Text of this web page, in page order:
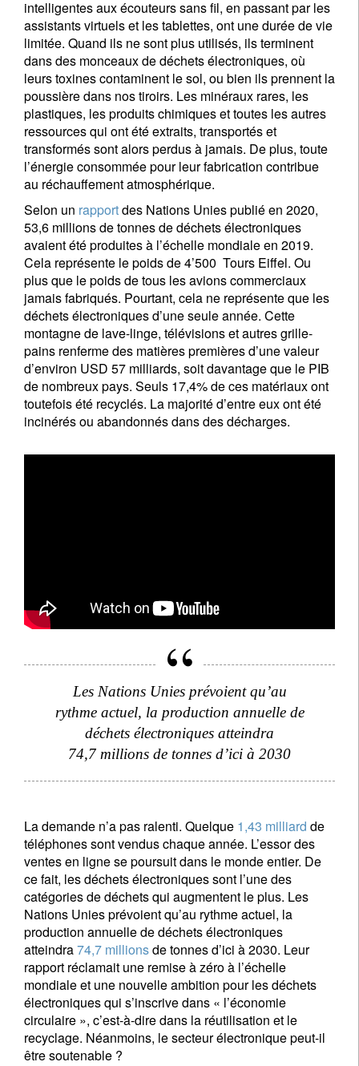
intelligentes aux écouteurs sans fil, en passant par les
assistants virtuels et les tablettes, ont une durée de vie
limitée. Quand ils ne sont plus utilisés, ils terminent
dans des monceaux de déchets électroniques, où
leurs toxines contaminent le sol, ou bien ils prennent la
poussière dans nos tiroirs. Les minéraux rares, les
plastiques, les produits chimiques et toutes les autres
ressources qui ont été extraits, transportés et
transformés sont alors perdus à jamais. De plus, toute
l’énergie consommée pour leur fabrication contribue
au réchauffement atmosphérique.
Selon un rapportdes Nations Unies publié en 2020,
53,6 millions de tonnes de déchets électroniques
avaient été produites à l’échelle mondiale en 2019.
Cela représente le poids de 4’500 Tours Eiffel. Ou
plus que le poids de tous les avions commerciaux
jamais fabriqués. Pourtant, cela ne représente que les
déchets électroniques d’une seule année. Cette
montagne de lave-linge, télévisions et autres grille-
pains renferme des matières premières d’une valeur
d’environ USD 57 milliards, soit davantage que le PIB
de nombreux pays. Seuls 17,4% de ces matériaux ont
toutefois été recyclés. La majorité d’entre eux ont été
incinérés ou abandonnés dans des décharges.
Les Nations Unies prévoient qu’au
rythme actuel, la production annuelle de
déchets électroniques atteindra
74,7 millions de tonnes d’ici à 2030
La demande n’a pas ralenti. Quelque 1,43 milliard de
téléphones sont vendus chaque année. L’essor des
ventes en ligne se poursuit dans le monde entier. De
ce fait, les déchets électroniques sont l’une des
catégories de déchets qui augmentent le plus. Les
Nations Unies prévoient qu’au rythme actuel, la
production annuelle de déchets électroniques
atteindra74,7 millionsde tonnes d’ici à 2030. Leur
rapport réclamait une remise à zéro à l’échelle
mondiale et une nouvelle ambition pour les déchets
électroniques qui s’inscrive dans « l’économie
circulaire », c’est-à-dire dans la réutilisation et le
recyclage. Néanmoins, le secteur électronique peut-il
être soutenable ?